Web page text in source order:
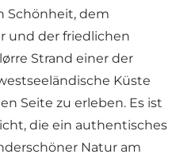
Schönheit, dem
und der friedlichen
Strand einer der
Küste
Seite zu erleben. Es ist
die ein authentisches
Natur am